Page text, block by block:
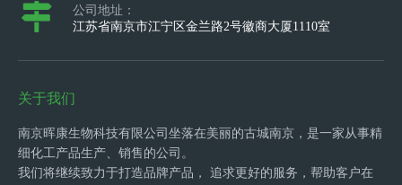
公司地址：
江苏省南京市江宁区金兰路2号徽商大厦1110室
关于我们
南京晖康生物科技有限公司坐落在美丽的古城南京，是一家从事精
细化工产品生产、销售的公司。
我们将继续致力于打造品牌产品， 追求更好的服务，帮助客户在